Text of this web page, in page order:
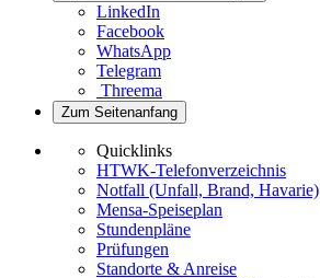
LinkedIn
Facebook
WhatsApp
Telegram
Threema
Zum Seitenanfang
Quicklinks
HTWK-Telefonverzeichnis
Notfall (Unfall, Brand, Havarie)
Mensa-Speiseplan
Stundenpläne
Prüfungen
Standorte & Anreise